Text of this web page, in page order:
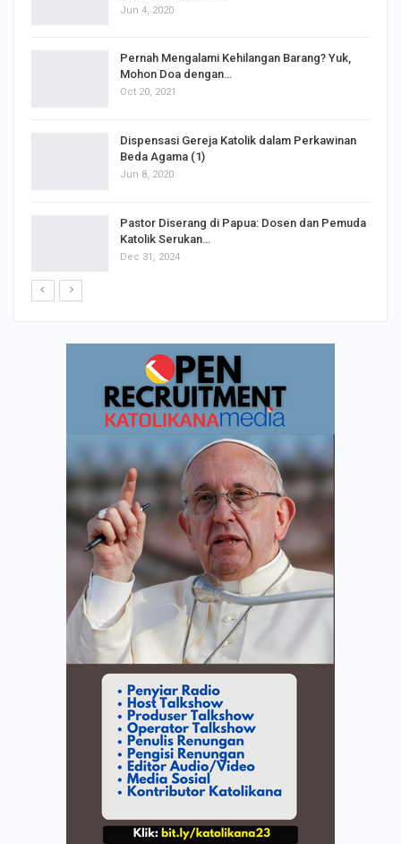
Jun 4, 2020
Pernah Mengalami Kehilangan Barang? Yuk,
Mohon Doa dengan…
Oct 20, 2021
Dispensasi Gereja Katolik dalam Perkawinan
Beda Agama (1)
Jun 8, 2020
Pastor Diserang di Papua: Dosen dan Pemuda
Katolik Serukan…
Dec 31, 2024